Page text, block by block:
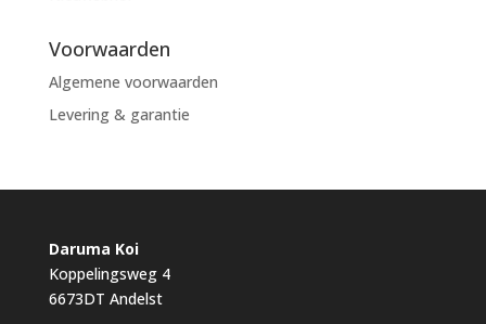
Voorwaarden
Algemene voorwaarden
Levering & garantie
Daruma Koi
Koppelingsweg 4
6673DT Andelst